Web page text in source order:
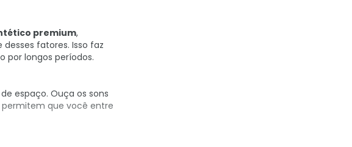
premium,
fatores. Isso faz
por longos períodos.
espaço. Ouça os sons
que você entre